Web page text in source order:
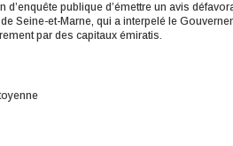
publique d’émettre un avis
Seine-et-Marne, qui a interpelé le
par des capitaux émiratis.